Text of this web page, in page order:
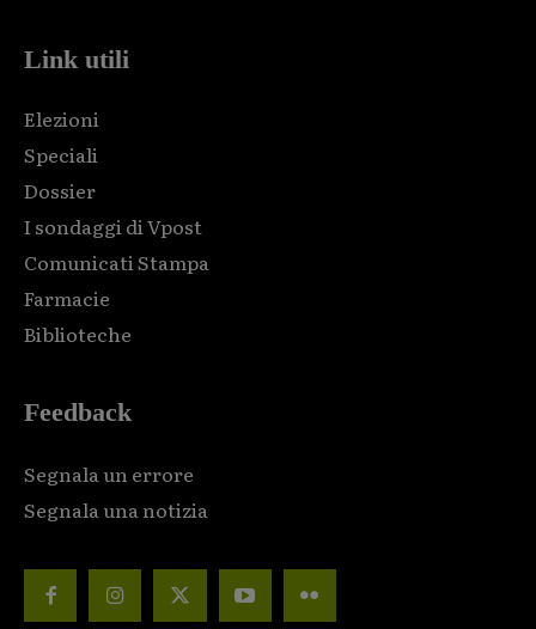
Link utili
Elezioni
Speciali
Dossier
I sondaggi di Vpost
Comunicati Stampa
Farmacie
Biblioteche
Feedback
Segnala un errore
Segnala una notizia